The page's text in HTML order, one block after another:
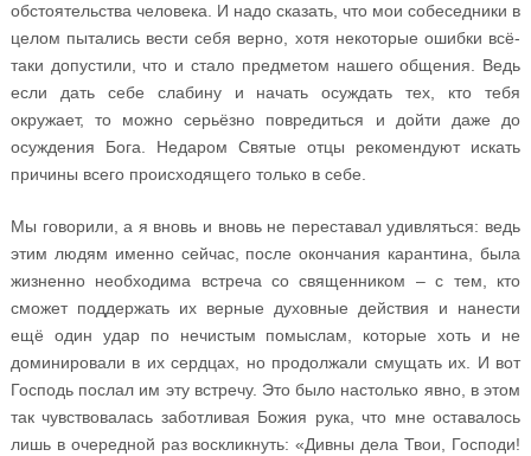
обстоятельства человека. И надо сказать, что мои собеседники в
целом пытались вести себя верно, хотя некоторые ошибки всё-
таки допустили, что и стало предметом нашего общения. Ведь
если дать себе слабину и начать осуждать тех, кто тебя
окружает, то можно серьёзно повредиться и дойти даже до
осуждения Бога. Недаром Святые отцы рекомендуют искать
причины всего происходящего только в себе.
Мы говорили, а я вновь и вновь не переставал удивляться: ведь
этим людям именно сейчас, после окончания карантина, была
жизненно необходима встреча со священником – с тем, кто
сможет поддержать их верные духовные действия и нанести
ещё один удар по нечистым помыслам, которые хоть и не
доминировали в их сердцах, но продолжали смущать их. И вот
Господь послал им эту встречу. Это было настолько явно, в этом
так чувствовалась заботливая Божия рука, что мне оставалось
лишь в очередной раз воскликнуть: «Дивны дела Твои, Господи!